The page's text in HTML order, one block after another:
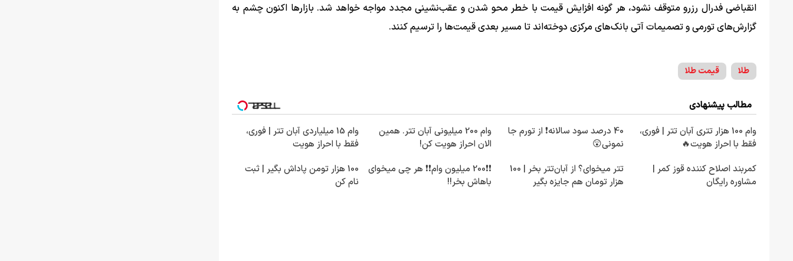
انقباضی فدرال رزرو متوقف نشود، هر گونه افزایش قیمت با خطر محو شدن و عقب‌نشینی مجدد مواجه خواهد شد. بازارها اکنون چشم به
گزارش‌های تورمی و تصمیمات آتی بانک‌های مرکزی دوخته‌اند تا مسیر بعدی قیمت‌ها را ترسیم کنند.
طلا قیمت طلا
مطالب پیشنهادی
وام 100 هزار تتری آبان تتر | فوری،
فقط با احراز هویت🔥
40 درصد سود سالانه❗ از تورم جا
نمونی😲
وام 200 میلیونی آبان تتر. همین
الان احراز هویت کن!
وام 15 میلیاردی آبان تتر | فوری،
فقط با احراز هویت
کمربند اصلاح کننده قوز کمر |
مشاوره رایگان
تتر میخوای؟ از آبان‌تتر بخر | 100
هزار تومان هم جایزه بگیر
❗❗200 میلیون وام❗❗ هر چی میخوای
باهاش بخر!!
100 هزار تومن پاداش بگیر | ثبت
نام کن